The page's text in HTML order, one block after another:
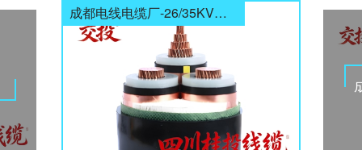
成都电线电缆厂-26/35KV高压电缆